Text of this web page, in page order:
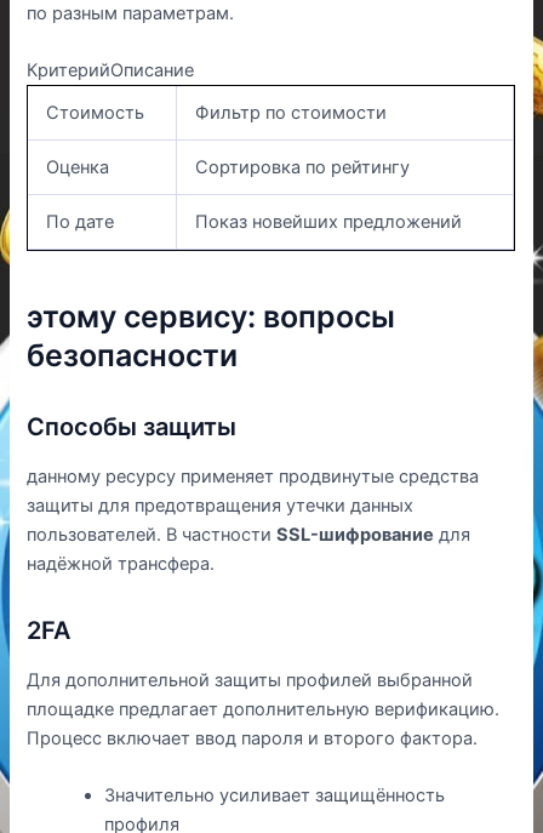
по разным параметрам.
КритерийОписание
Стоимость
Фильтр по стоимости
Оценка Сортировка по рейтингу
По дате Показ новейших предложений
этому сервису: вопросы
безопасности
Способы защиты
данному ресурсу применяет продвинутые средства
защиты для предотвращения утечки данных
пользователей. В частностиSSL-шифрование для
надёжной трансфера.
2FA
Для дополнительной защиты профилей выбранной
площадке предлагает дополнительную верификацию.
Процесс включает ввод пароля и второго фактора.
Значительно усиливает защищённость
профиля